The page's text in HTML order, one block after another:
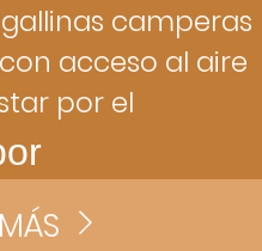
camperas
acceso al aire
por el